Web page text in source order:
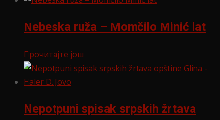
Nebeska ruža – Momčilo Minić lat
Прочитајте још
Nepotpuni spisak srpskih žrtava